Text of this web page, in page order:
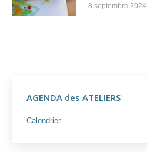
8 septembre 2024
AGENDA des ATELIERS
Calendrier